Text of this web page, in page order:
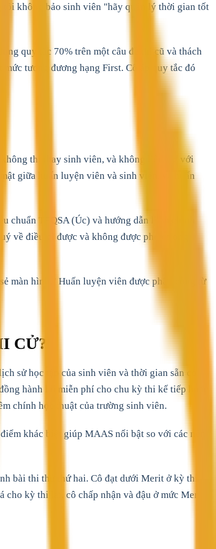
không bảo sinh viên "hãy quản lý thời gian tốt
quy tắc 70% trên một câu đề thi cũ và thách
tương đương hạng First. Cô áp quy tắc đó
thi thay sinh viên, và không liên lạc với
giữa huấn luyện viên và sinh viên, và huấn
chuẩn TEQSA (Úc) và hướng dẫn liêm chính
về điều gì được và không được phép trong
màn hình." Huấn luyện viên được phân công từ
CỬ?
sử học tập của sinh viên và thời gian sẵn có.
hành lại miễn phí cho chu kỳ thi kế tiếp hoặc
chính học thuật của trường sinh viên.
khác biệt giúp MAAS nổi bật so với các nền
bài thi thử thứ hai. Cô đạt dưới Merit ở kỳ thi.
kỳ thi lại, cô chấp nhận và đậu ở mức Merit.